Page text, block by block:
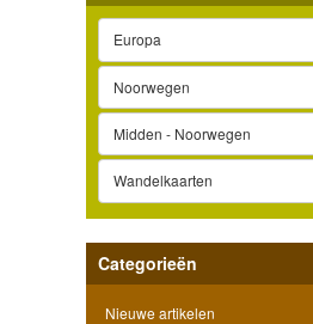
Europa
Noorwegen
Midden - Noorwegen
Wandelkaarten
Categorieën
Nieuwe artikelen